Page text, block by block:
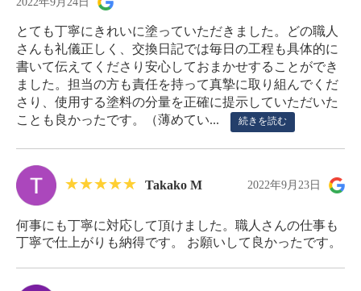
とても丁寧にきれいに塗っていただきました。どの職人
さんも礼儀正しく、交換日記では毎日の工程も具体的に
書いて伝えてくださり安心しておまかせすることができ
ました。担当の方も責任を持って真摯に取り組んでくだ
さり、使用する塗料の分量を正確に提示していただいた
ことも良かったです。（薄めてい...
続きを読む
Takako M 2022年9月23日
何事にも丁寧に対応して頂けました。職人さんの仕事も
丁寧で仕上がりも納得です。 お願いして良かったです。